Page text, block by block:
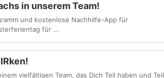
in unserem Team!
und kostenlose Nachhilfe-App für
für ...
vielfältigen Team, das Dich Teil haben und Teil